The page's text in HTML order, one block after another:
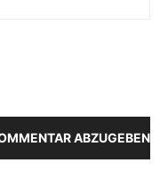
ABZUGEBEN